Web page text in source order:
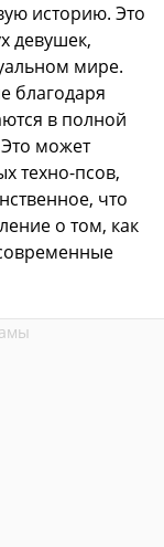
историю. Это
девушек,
мире.
благодаря
в полной
может
техно-псов,
что
о том, как